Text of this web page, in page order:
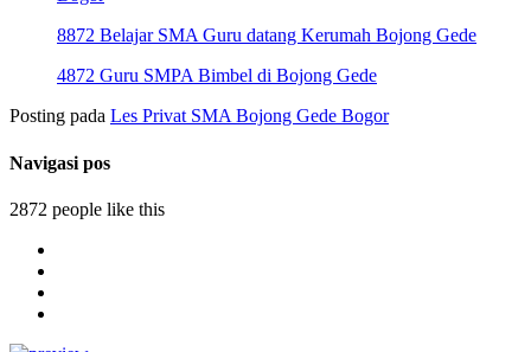
8872 Belajar SMA Guru datang Kerumah Bojong Gede
4872 Guru SMPA Bimbel di Bojong Gede
Posting pada Les Privat SMA Bojong Gede Bogor
Navigasi pos
2872 people like this